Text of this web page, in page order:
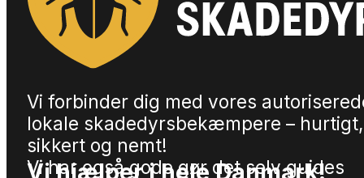
Vi forbinder dig med vores
lokale skadedyrsbekæmpere – hurtigt,
sikkert og nemt!
Vi har også gode gør det selv guides